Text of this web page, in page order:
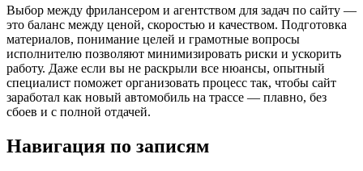
Выбор между фрилансером и агентством для задач по сайту —
это баланс между ценой, скоростью и качеством. Подготовка
материалов, понимание целей и грамотные вопросы
исполнителю позволяют минимизировать риски и ускорить
работу. Даже если вы не раскрыли все нюансы, опытный
специалист поможет организовать процесс так, чтобы сайт
заработал как новый автомобиль на трассе — плавно, без
сбоев и с полной отдачей.
Навигация по записям